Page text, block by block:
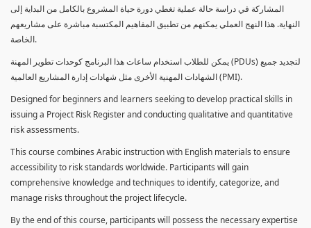
المشاركة في دراسة حالة عملية تغطي دورة حياة المشروع بالكامل من البداية إلى
النهاية. هذا النهج العملي يمكنهم من تطبيق المفاهيم المكتسبة مباشرة على مشاريعهم
الخاصة.
يمكن للطلاب استخدام ساعات هذا البرنامج كوحدات تطوير المهنة (PDUs) لتجديد جميع
الشهادات المهنية الأخرى مثل شهادات إدارة المشاريع العالمية (PMI).
Designed for beginners and learners seeking to develop practical skills in
issuing a Project Risk Register and conducting qualitative and quantitative
risk assessments.
This course combines Arabic instruction with English materials to ensure
accessibility to risk standards worldwide. Participants will gain
comprehensive knowledge and techniques to identify, categorize, and
manage risks throughout the project lifecycle.
By the end of this course, participants will possess the necessary expertise